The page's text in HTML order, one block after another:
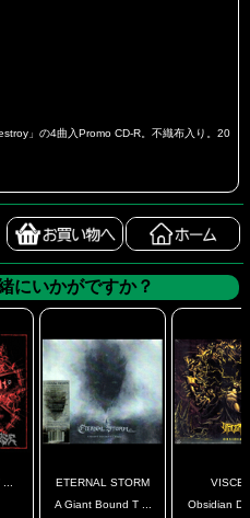
」の4曲入Promo CD-R。不織布入り。20
にいかがですか？
ETERNAL STORM
A Giant Bound T ...
Obsidian